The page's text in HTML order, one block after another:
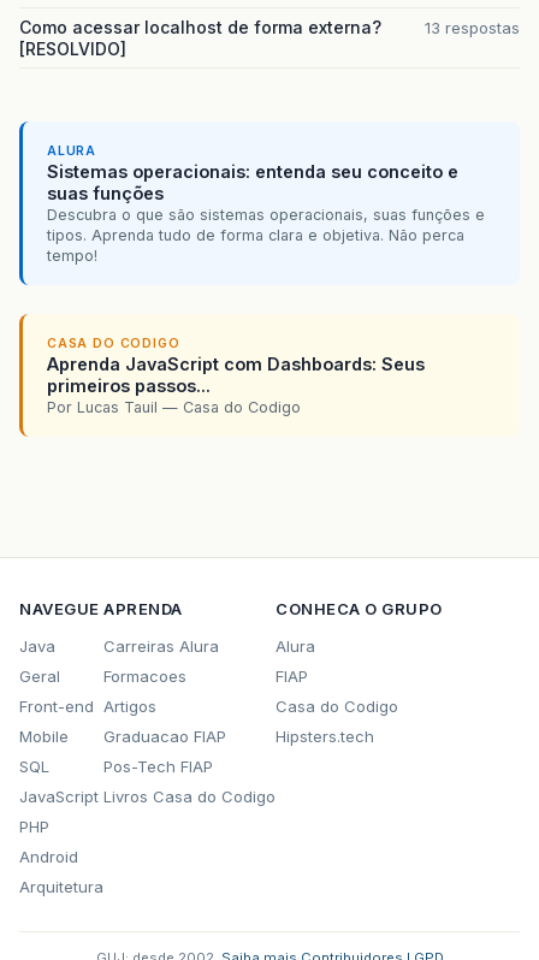
Como acessar localhost de forma externa?
[RESOLVIDO]
13 respostas
ALURA
Sistemas operacionais: entenda seu conceito e
suas funções
Descubra o que são sistemas operacionais, suas funções e
tipos. Aprenda tudo de forma clara e objetiva. Não perca
tempo!
CASA DO CODIGO
Aprenda JavaScript com Dashboards: Seus
primeiros passos...
Por Lucas Tauil — Casa do Codigo
NAVEGUE
Java
Geral
Front-end
Mobile
SQL
JavaScript
PHP
Android
Arquitetura
APRENDA
Carreiras Alura
Formacoes
Artigos
Graduacao FIAP
Pos-Tech FIAP
Livros Casa do Codigo
CONHECA O GRUPO
Alura
FIAP
Casa do Codigo
Hipsters.tech